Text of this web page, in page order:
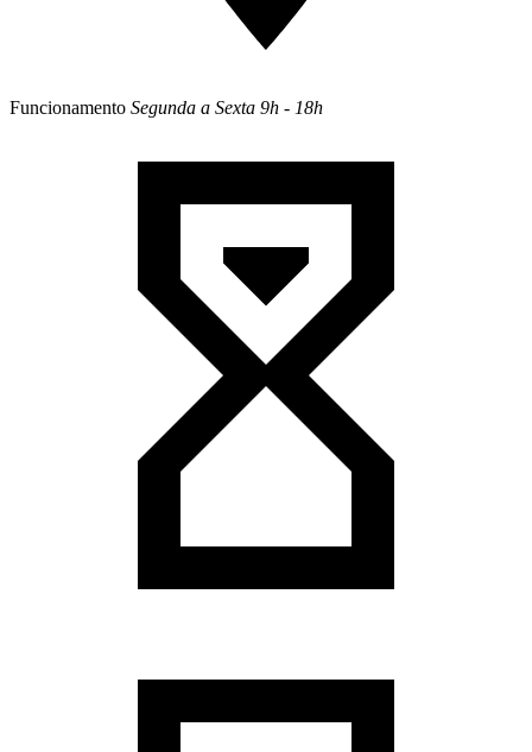
Funcionamento Segunda a Sexta 9h - 18h